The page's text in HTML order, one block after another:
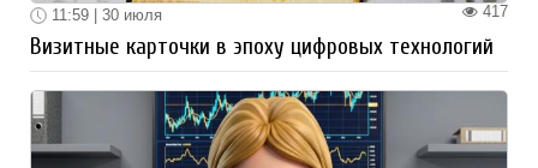
417
11:59 | 30 июля
Визитные карточки в эпоху цифровых технологий